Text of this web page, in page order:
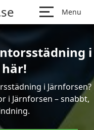
Menu
i
i Järnforsen?
i Järnforsen – snabbt,